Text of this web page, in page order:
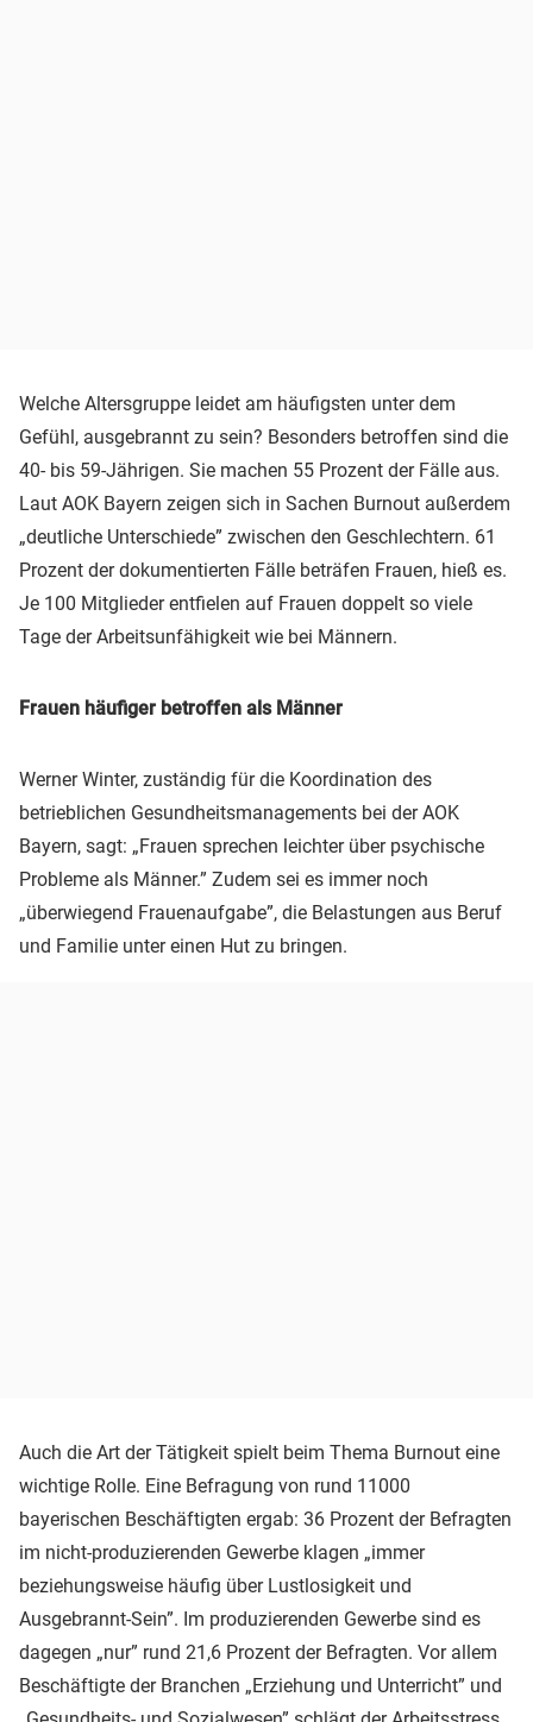
Welche Altersgruppe leidet am häufigsten unter dem
Gefühl, ausgebrannt zu sein? Besonders betroffen sind die
40- bis 59-Jährigen. Sie machen 55 Prozent der Fälle aus.
Laut AOK Bayern zeigen sich in Sachen Burnout außerdem
„deutliche Unterschiede” zwischen den Geschlechtern. 61
Prozent der dokumentierten Fälle beträfen Frauen, hieß es.
Je 100 Mitglieder entfielen auf Frauen doppelt so viele
Tage der Arbeitsunfähigkeit wie bei Männern.
Frauen häufiger betroffen als Männer
Werner Winter, zuständig für die Koordination des
betrieblichen Gesundheitsmanagements bei der AOK
Bayern, sagt: „Frauen sprechen leichter über psychische
Probleme als Männer.” Zudem sei es immer noch
„überwiegend Frauenaufgabe”, die Belastungen aus Beruf
und Familie unter einen Hut zu bringen.
Auch die Art der Tätigkeit spielt beim Thema Burnout eine
wichtige Rolle. Eine Befragung von rund 11000
bayerischen Beschäftigten ergab: 36 Prozent der Befragten
im nicht-produzierenden Gewerbe klagen „immer
beziehungsweise häufig über Lustlosigkeit und
Ausgebrannt-Sein”. Im produzierenden Gewerbe sind es
dagegen „nur” rund 21,6 Prozent der Befragten. Vor allem
Beschäftigte der Branchen „Erziehung und Unterricht” und